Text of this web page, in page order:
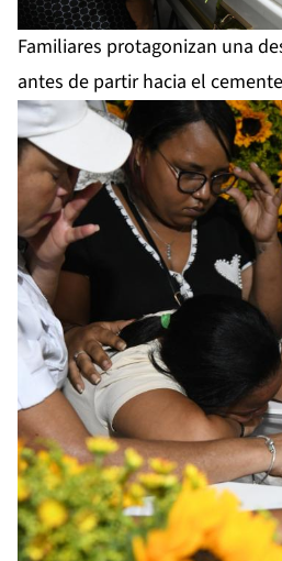
Familiares protagonizan una
antes de partir hacia el